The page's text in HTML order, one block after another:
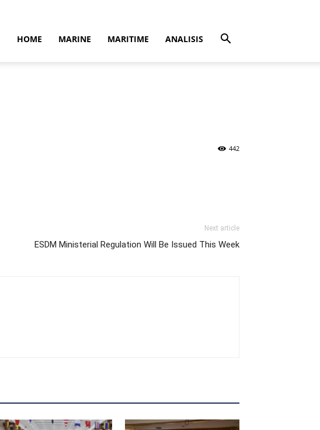
HOME MARINE MARITIME ANALISIS
442
Next article
ESDM Ministerial Regulation Will Be Issued This Week